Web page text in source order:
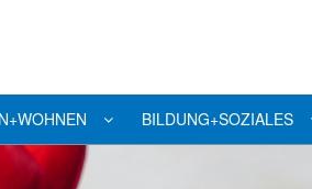
BILDUNG+SOZIALES